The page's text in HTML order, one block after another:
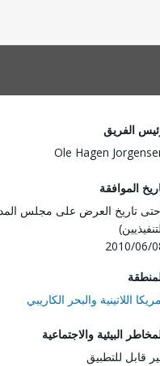
الفريق
Ole Hagen
الموافقة
تاريخ العرض على مجلس
2010/06/
اللاتينية والبحر الكاريبي
البيئية والاجتماعية
قابل للتطبيق